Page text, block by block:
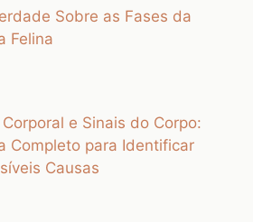
Sobre as Fases da
Felina
Corporal e Sinais do Corpo:
Completo para Identificar
Causas